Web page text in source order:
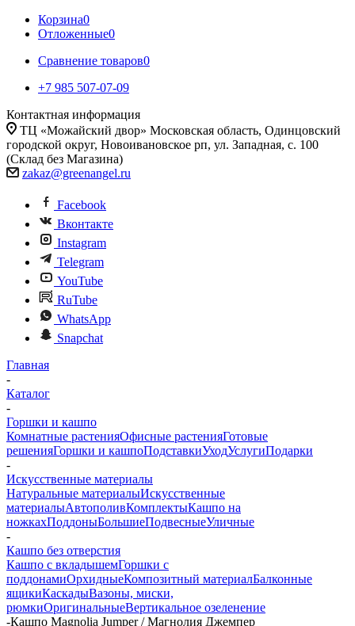
Корзина0
Отложенные0
Сравнение товаров0
+7 985 507-07-09
Контактная информация
ТЦ «Можайский двор» Московская область, Одинцовский
городской округ, Новоивановское рп, ул. Западная, с. 100
(Склад без Магазина)
zakaz@greenangel.ru
Facebook
Вконтакте
Instagram
Telegram
YouTube
RuTube
WhatsApp
Snapchat
Главная
-
Каталог
-
Горшки и кашпо
Комнатные растенияОфисные растенияГотовые
решенияГоршки и кашпоПодставкиУходУслугиПодарки
-
Искусственные материалы
Натуральные материалыИскусственные
материалыАвтополивКомплектыКашпо на
ножкахПоддоныБольшиеПодвесныеУличные
-
Кашпо без отверстия
Кашпо с вкладышемГоршки с
поддонамиОрхидныеКомпозитный материалБалконные
ящикиКаскадыВазоны, миски,
рюмкиОригинальныеВертикальное озеленение
-Кашпо Magnolia Jumper / Магнолия Джемпер